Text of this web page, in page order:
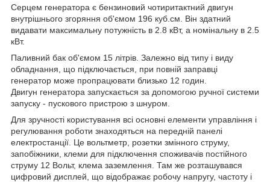
Серцем генератора є бензиновий чотиритактний двигун
внутрішнього згоряння об'ємом 196 куб.см. Він здатний
видавати максимальну потужність в 2.8 кВт, а номінальну в 2.5
кВт.
Паливний бак об'ємом 15 літрів. Залежно від типу і виду
обладнання, що підключається, при повній заправці
генератор може пропрацювати близько 12 годин.
Двигун генератора запускається за допомогою ручної системи
запуску - пускового пристрою з шнуром.
Для зручності користування всі основні елементи управління і
регулювання роботи знаходяться на передній панелі
електростанції. Це вольтметр, розетки змінного струму,
запобіжники, клеми для підключення споживачів постійного
струму 12 Вольт, клема заземлення. Там же розташувався
цифровий дисплей, що відображає робочу напругу, частоту і